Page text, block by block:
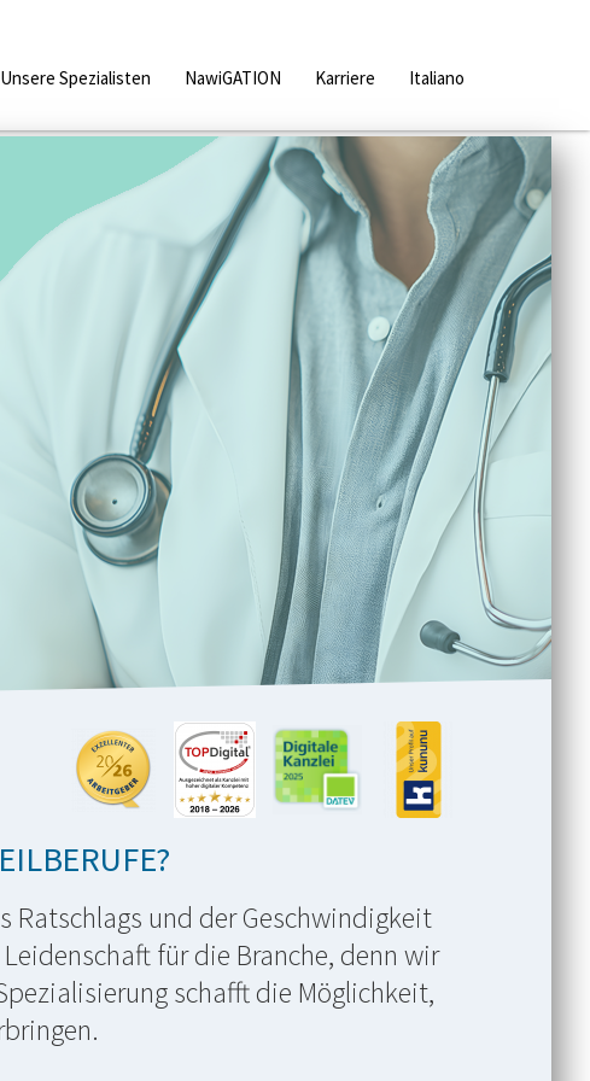
Unsere Spezialisten NawiGATION Karriere Italiano
Ratschlags und der Geschwindigkeit
für die Branche, denn wir
schafft die Möglichkeit,